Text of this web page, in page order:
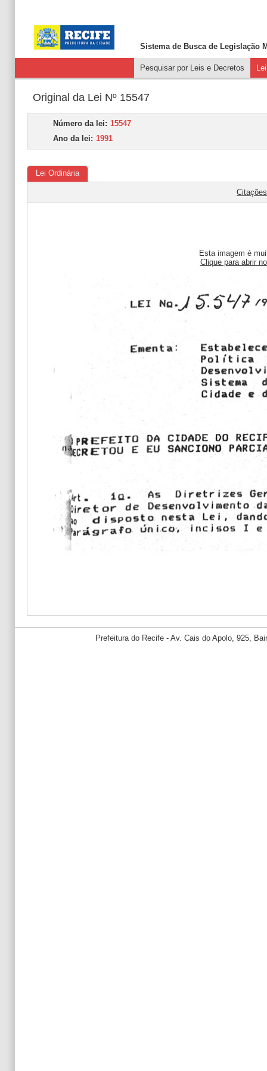
Sistema de Busca de Legislação
Pesquisar por Leis e Decretos
Original da Lei Nº 15547
Número da lei: 15547
Ano da lei: 1991
Lei Ordinária
Citações
Esta imagem é
Clique para abrir
Prefeitura do Recife - Av. Cais do Apolo, 925,